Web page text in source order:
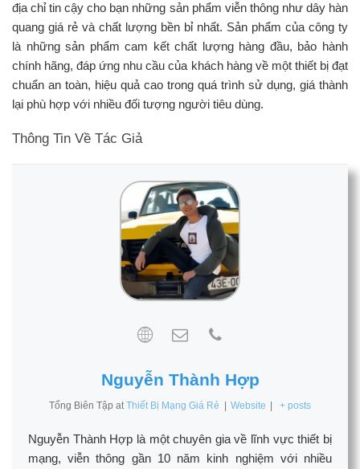
địa chỉ tin cậy cho bạn những sản phẩm viễn thông như dây hàn
quang giá rẻ và chất lượng bền bỉ nhất. Sản phẩm của công ty
là những sản phẩm cam kết chất lượng hàng đầu, bảo hành
chính hãng, đáp ứng nhu cầu của khách hàng về một thiết bị đạt
chuẩn an toàn, hiệu quả cao trong quá trình sử dụng, giá thành
lại phù hợp với nhiều đối tượng người tiêu dùng.
Thông Tin Về Tác Giả
Nguyễn Thành Hợp
Tổng Biên Tập at Thiết Bị Mạng Giá Rẻ | Website | + posts
Nguyễn Thành Hợp là một chuyên gia về lĩnh vực thiết bị
mạng, viễn thông gần 10 năm kinh nghiệm với nhiều